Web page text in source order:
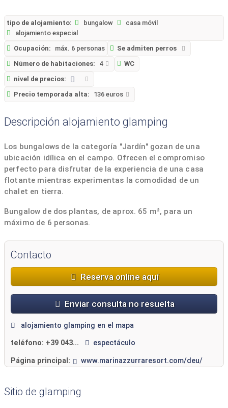
tipo de alojamiento: bungalow
casa móvil
alojamiento especial
Ocupación:
máx. 6 personas
Se admiten perros
Número de habitaciones:
4
WC
nivel de precios:
Precio temporada alta:
136 euros
Descripción alojamiento glamping
Los bungalows de la categoría "Jardín" gozan de una
ubicación idílica en el campo. Ofrecen el compromiso
perfecto para disfrutar de la experiencia de una casa
flotante mientras experimentas la comodidad de un
chalet en tierra.
Bungalow de dos plantas, de aprox. 65 m², para un
máximo de 6 personas.
Contacto
Reserva online aquí
Enviar consulta no resuelta
alojamiento glamping en el mapa
teléfono: +39 043... espectáculo
Página principal: www.marinazzurraresort.com/deu/
Sitio de glamping